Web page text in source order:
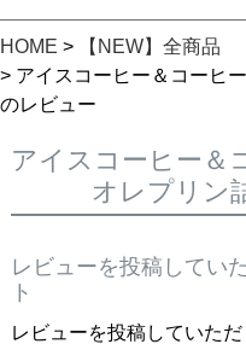
HOME
【NEW】全商品
アイスコーヒー＆コーヒ
のレビュー
アイスコーヒー＆
オレプリン
レビューを投稿してい
ト
レビューを投稿していた